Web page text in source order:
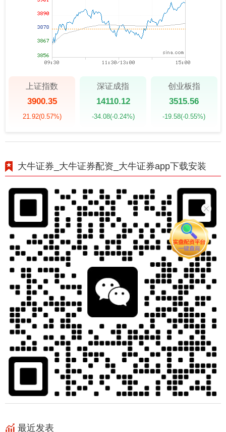
上证指数
3900.35
21.92(0.57%)
深证成指
14110.12
-34.08(-0.24%)
创业板指
3515.56
-19.58(-0.55%)
大牛证券_大牛证券配资_大牛证券app下载安装
最近发表